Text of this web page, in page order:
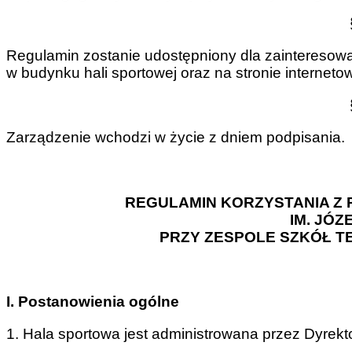
Regulamin zostanie udostępniony dla
w budynku hali sportowej oraz na stronie
Zarządzenie wchodzi w życie z dniem podpisania.
REGULAMIN KORZYSTANIA Z
IM.
PRZY ZESPOLE SZKÓŁ
I. Postanowienia ogólne
1. Hala sportowa jest administrowana przez